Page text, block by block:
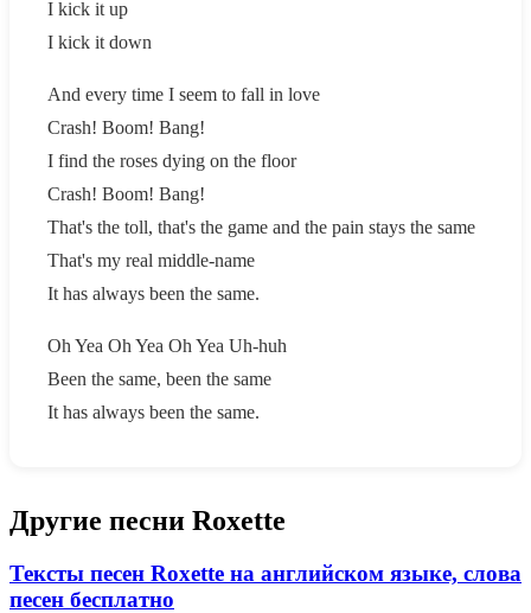
I kick it up
I kick it down
And every time I seem to fall in love
Crash! Boom! Bang!
I find the roses dying on the floor
Crash! Boom! Bang!
That's the toll, that's the game and the pain stays the same
That's my real middle-name
It has always been the same.
Oh Yea Oh Yea Oh Yea Uh-huh
Been the same, been the same
It has always been the same.
Другие песни Roxette
Тексты песен Roxette на английском языке, слова
песен бесплатно